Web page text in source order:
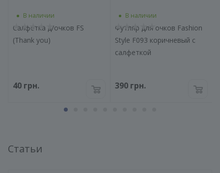
В наличии
Салфетка д/очков FS
(Thank you)
40 грн.
В наличии
Футляр для очков Fashion
Style F093 коричневый с
салфеткой
390 грн.
Статьи